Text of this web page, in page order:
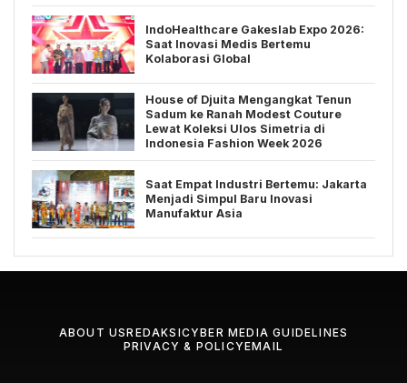
IndoHealthcare Gakeslab Expo 2026:
Saat Inovasi Medis Bertemu
Kolaborasi Global
House of Djuita Mengangkat Tenun
Sadum ke Ranah Modest Couture
Lewat Koleksi Ulos Simetria di
Indonesia Fashion Week 2026
Saat Empat Industri Bertemu: Jakarta
Menjadi Simpul Baru Inovasi
Manufaktur Asia
ABOUT USREDAKSICYBER MEDIA GUIDELINES
PRIVACY & POLICYEMAIL